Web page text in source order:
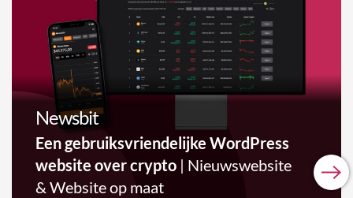
Newsbit
Een gebruiksvriendelijke WordPress
website over crypto | Nieuwswebsite
& Website op maat